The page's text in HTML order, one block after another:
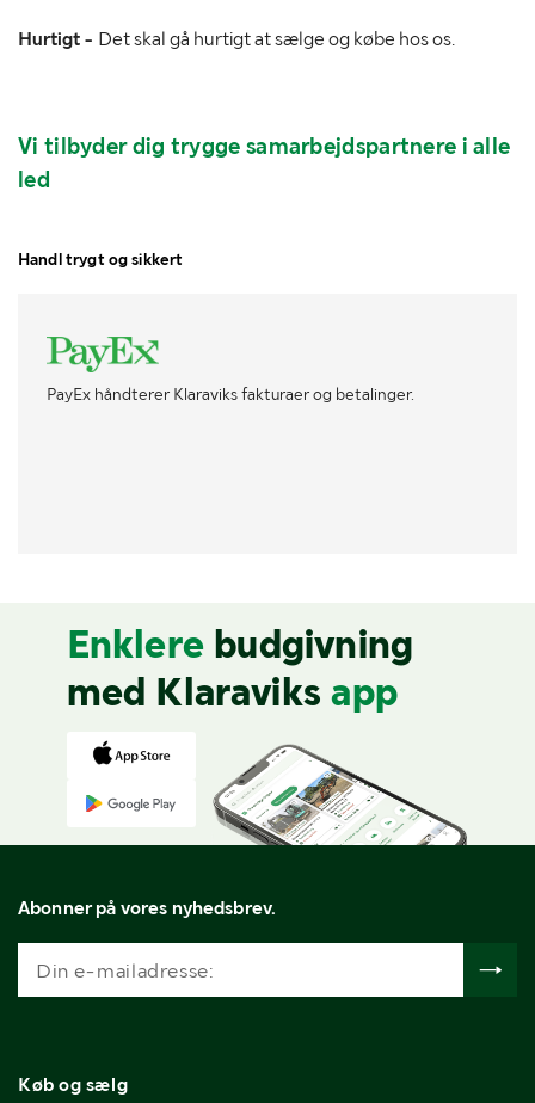
Hurtigt - Det skal gå hurtigt at sælge og købe hos os.
Vi tilbyder dig trygge samarbejdspartnere i alle
led
Handl trygt og sikkert
PayEx håndterer Klaraviks fakturaer og betalinger.
Enklere budgivning
med Klaraviks app
Abonner på vores nyhedsbrev.
Køb og sælg